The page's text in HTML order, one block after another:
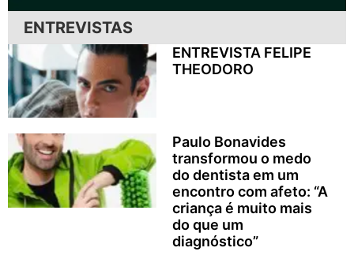
ENTREVISTAS
ENTREVISTA FELIPE
THEODORO
Paulo Bonavides
transformou o medo
do dentista em um
encontro com afeto: “A
criança é muito mais
do que um
diagnóstico”